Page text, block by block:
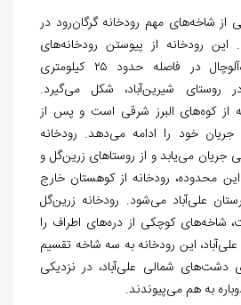
از شاخه‌های مهم رودخانه گرگان‌رود در
رودخانه از پیوستن رودخانه‌های
نردبان افراتخته و دره‌آلوچال در فاصله حدود ۲۵ کیلومتری
روستای شیرین‌آباد، شکل می‌گیرد.
از کوه‌های البرز شرقی است و پس از
جریان خود را ادامه می‌دهد. رودخانه
می‌یابد و از روستاهای زرین‌گل و
محدوده، رودخانه از کوهستان خارج
علی‌آباد می‌شود. رودخانه زرین‌گل
کوچکی از دره‌های اطراف را
این رودخانه به سه شاخه تقسیم
شمالی علی‌آباد، در نزدیکی
به هم می‌پیوندند.